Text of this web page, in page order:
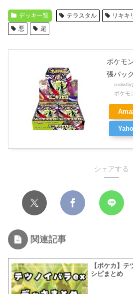
デッキ一覧 テラスタル リキキ
悪
超
ポケモ
張パッ
created by
ポケモ
シェアする
関連記事
【ポケカ】
シピまとめ